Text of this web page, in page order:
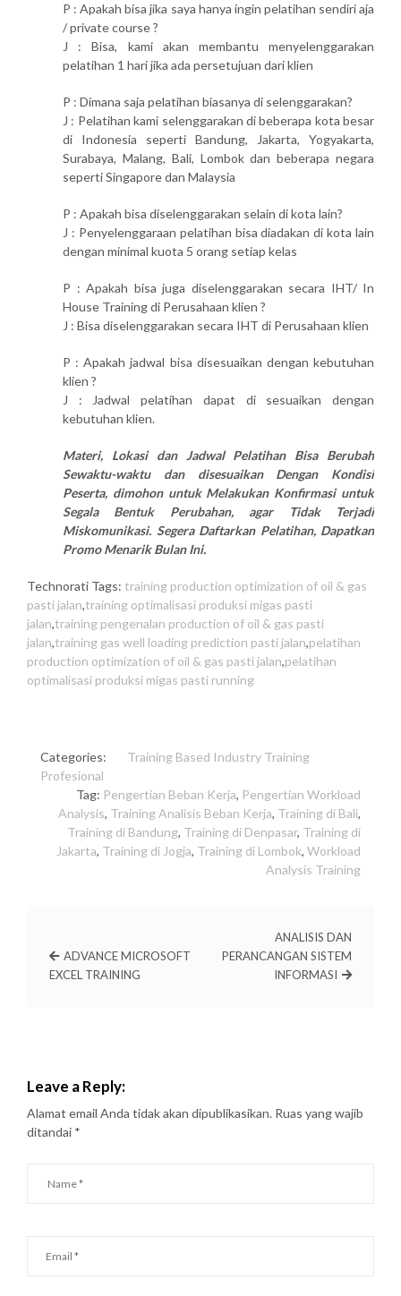
P : Apakah bisa jika saya hanya ingin pelatihan sendiri aja
/ private course ?
J : Bisa, kami akan membantu menyelenggarakan
pelatihan 1 hari jika ada persetujuan dari klien
P : Dimana saja pelatihan biasanya di selenggarakan?
J : Pelatihan kami selenggarakan di beberapa kota besar
di Indonesia seperti Bandung, Jakarta, Yogyakarta,
Surabaya, Malang, Bali, Lombok dan beberapa negara
seperti Singapore dan Malaysia
P : Apakah bisa diselenggarakan selain di kota lain?
J : Penyelenggaraan pelatihan bisa diadakan di kota lain
dengan minimal kuota 5 orang setiap kelas
P : Apakah bisa juga diselenggarakan secara IHT/ In
House Training di Perusahaan klien ?
J : Bisa diselenggarakan secara IHT di Perusahaan klien
P : Apakah jadwal bisa disesuaikan dengan kebutuhan
klien ?
J : Jadwal pelatihan dapat di sesuaikan dengan
kebutuhan klien.
Materi, Lokasi dan Jadwal Pelatihan Bisa Berubah
Sewaktu-waktu dan disesuaikan Dengan Kondisi
Peserta, dimohon untuk Melakukan Konfirmasi untuk
Segala Bentuk Perubahan, agar Tidak Terjadi
Miskomunikasi. Segera Daftarkan Pelatihan, Dapatkan
Promo Menarik Bulan Ini.
Technorati Tags: training production optimization of oil & gas
pasti jalan,training optimalisasi produksi migas pasti
jalan,training pengenalan production of oil & gas pasti
jalan,training gas well loading prediction pasti jalan,pelatihan
production optimization of oil & gas pasti jalan,pelatihan
optimalisasi produksi migas pasti running
Categories: Training Based Industry Training
Profesional
Tag: Pengertian Beban Kerja, Pengertian Workload
Analysis, Training Analisis Beban Kerja, Training di Bali,
Training di Bandung, Training di Denpasar, Training di
Jakarta, Training di Jogja, Training di Lombok, Workload
Analysis Training
ADVANCE MICROSOFT
EXCEL TRAINING
ANALISIS DAN
PERANCANGAN SISTEM
INFORMASI
Leave a Reply:
Alamat email Anda tidak akan dipublikasikan. Ruas yang wajib
ditandai *